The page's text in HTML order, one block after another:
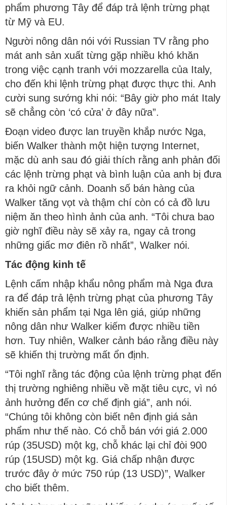
phẩm phương Tây để đáp trả lệnh trừng phạt
từ Mỹ và EU.
Người nông dân nói với Russian TV rằng pho
mát anh sản xuất từng gặp nhiều khó khăn
trong việc cạnh tranh với mozzarella của Italy,
cho đến khi lệnh trừng phạt được thực thi. Anh
cười sung sướng khi nói: “Bây giờ pho mát Italy
sẽ chẳng còn ‘có cửa’ ở đây nữa”.
Đoạn video được lan truyền khắp nước Nga,
biến Walker thành một hiện tượng Internet,
mặc dù anh sau đó giải thích rằng anh phản đối
các lệnh trừng phạt và bình luận của anh bị đưa
ra khỏi ngữ cảnh. Doanh số bán hàng của
Walker tăng vọt và thậm chí còn có cả đồ lưu
niệm ăn theo hình ảnh của anh. “Tôi chưa bao
giờ nghĩ điều này sẽ xảy ra, ngay cả trong
những giấc mơ điên rồ nhất”, Walker nói.
Tác động kinh tế
Lệnh cấm nhập khẩu nông phẩm mà Nga đưa
ra để đáp trả lệnh trừng phạt của phương Tây
khiến sản phẩm tại Nga lên giá, giúp những
nông dân như Walker kiếm được nhiều tiền
hơn. Tuy nhiên, Walker cảnh báo rằng điều này
sẽ khiến thị trường mất ổn định.
“Tôi nghĩ rằng tác động của lệnh trừng phạt đến
thị trường nghiêng nhiều về mặt tiêu cực, vì nó
ảnh hưởng đến cơ chế định giá”, anh nói.
“Chúng tôi không còn biết nên định giá sản
phẩm như thế nào. Có chỗ bán với giá 2.000
rúp (35USD) một kg, chỗ khác lại chỉ đòi 900
rúp (15USD) một kg. Giá chấp nhận được
trước đây ở mức 750 rúp (13 USD)”, Walker
cho biết thêm.